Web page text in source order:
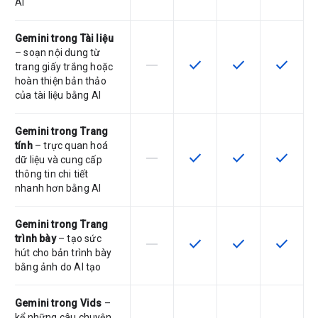
AI
Gemini trong Tài liệu
– soạn nội dung từ
trang giấy trắng hoặc
hoàn thiện bản thảo
của tài liệu bằng AI
SKU này không hỗ trợ tính năng này
horizontal_rule SKU có hỗ trợ tính năng
check SKU có hỗ trợ
check SKU có
check
Gemini trong Trang
tính– trực quan hoá
dữ liệu và cung cấp
thông tin chi tiết
nhanh hơn bằng AI
SKU này không hỗ trợ tính năng này
horizontal_rule SKU có hỗ trợ tính năng
check SKU có hỗ trợ
check SKU có
check
Gemini trong Trang
trình bày– tạo sức
hút cho bản trình bày
bằng ảnh do AI tạo
SKU này không hỗ trợ tính năng này
horizontal_rule SKU có hỗ trợ tính năng
check SKU có hỗ trợ
check SKU có
check
Gemini trong Vids –